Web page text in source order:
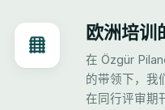
欧洲培训
在 Özgür
的带领下，我
在同行评审期